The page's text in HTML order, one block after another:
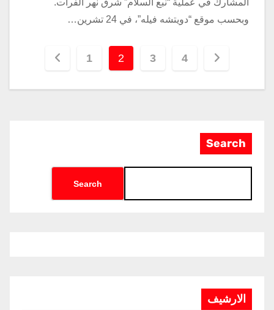
المشارك في عملية “نبع السلام” شرق نهر الفرات.
وبحسب موقع “دويتشه فيله”، في 24 تشرين…
1 2 3 4
Search
Search
الارشيف